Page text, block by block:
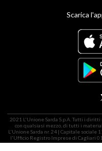
Scarica
2021 L'Unione Sarda S.p.A. Tutti i
con qualsiasi mezzo, di tutti i
L'Unione Sarda nr. 24 | Capitale sociale
l'Ufficio Registro Imprese di Cagliari